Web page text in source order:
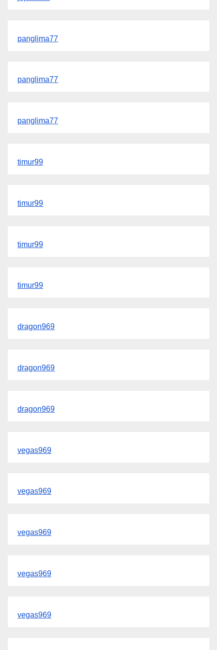
panglima77
panglima77
panglima77
timur99
timur99
timur99
timur99
dragon969
dragon969
dragon969
vegas969
vegas969
vegas969
vegas969
vegas969